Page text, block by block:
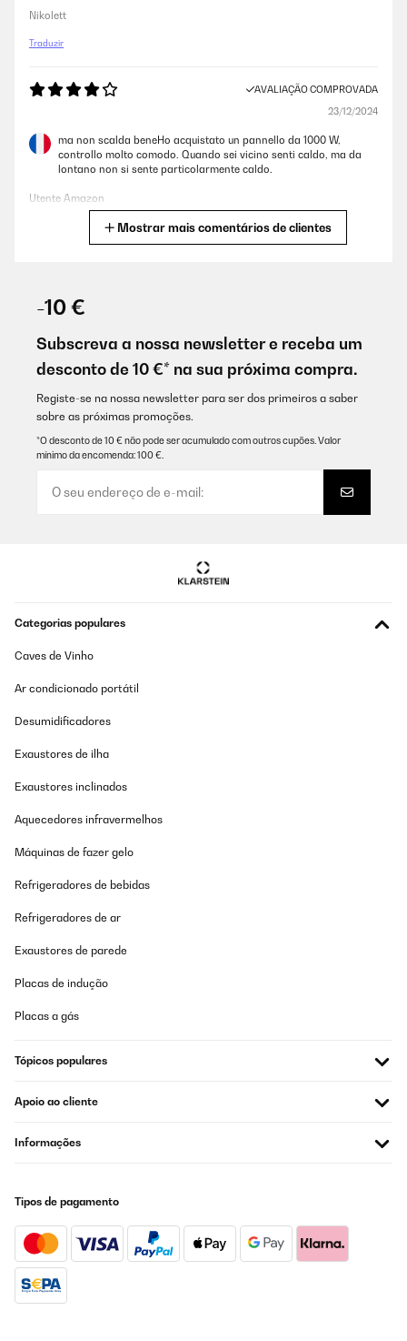
Nikolett
Traduzir
AVALIAÇÃO COMPROVADA
23/12/2024
ma non scalda beneHo acquistato un pannello da 1000 W,
controllo molto comodo. Quando sei vicino senti caldo, ma da
lontano non si sente particolarmente caldo.
Utente Amazon
colorata e la possibilità di usarlo come lavagna.
Utente Amazon
Traduzir
AVALIAÇÃO COMPROVADA
Ottimo prodotto se messo vicino a dove si opera.
11/12/2024
Beau produit fonctionnel et original.
Utilisateur d'Amazon
Traduzir
It’s easy to use, and looks good.
Utilisateur d'Amazon
Traduzir
TOP
AVALIAÇÃO COMPROVADA
Veramente bello e funzionale ottimo per riscaldare circa 70/80
Utente Amazon
Mostrar mais comentários de clientes
-10 €
Subscreva a nossa newsletter e receba um
desconto de 10 €* na sua próxima compra.
Registe-se na nossa newsletter para ser dos primeiros a saber
sobre as próximas promoções.
*O desconto de 10 € não pode ser acumulado com outros cupões. Valor
mínimo da encomenda: 100 €.
Categorias populares
Caves de Vinho
Ar condicionado portátil
Desumidificadores
Exaustores de ilha
Exaustores inclinados
Aquecedores infravermelhos
Máquinas de fazer gelo
Refrigeradores de bebidas
Refrigeradores de ar
Exaustores de parede
Placas de indução
Placas a gás
Tópicos populares
Apoio ao cliente
Informações
Tipos de pagamento